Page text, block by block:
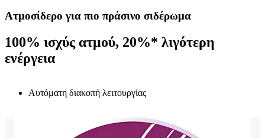
Ατμοσίδερο για πιο πράσινο σιδέρωμα
100% ισχύς ατμού, 20%* λιγότερη
ενέργεια
Αυτόματη διακοπή λειτουργίας